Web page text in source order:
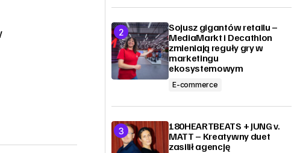
Sojusz gigantów retailu –
MediaMarkt i Decathlon
zmieniają reguły gry w
marketingu
ekosystemowym
E-commerce
180HEARTBEATS + JUNG v.
MATT – Kreatywny duet
zasilił agencję